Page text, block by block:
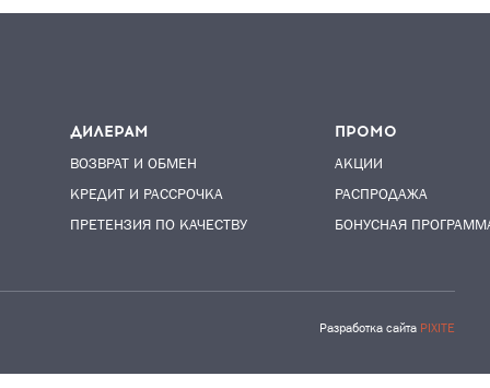
ДИЛЕРАМ
ВОЗВРАТ И ОБМЕН
КРЕДИТ И РАССРОЧКА
ПРЕТЕНЗИЯ ПО КАЧЕСТВУ
ПРОМО
АКЦИИ
РАСПРОДАЖА
БОНУСНАЯ
Разработка сайта PIXITE